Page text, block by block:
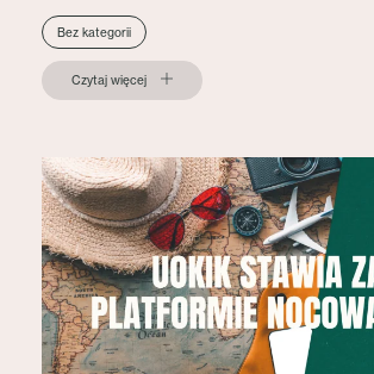
Bez kategorii
Czytaj więcej